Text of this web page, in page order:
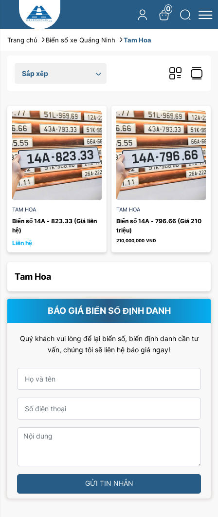
0
Trang chủ Biển số xe Quảng Ninh Tam Hoa
Sắp xếp
TAM HOA
Biển số 14A - 823.33 (Giá liên
hệ)
Liên hệ
TAM HOA
Biển số 14A - 796.66 (Giá 210
triệu)
210,000,000 VND
Tam Hoa
BÁO GIÁ BIỂN SỐ ĐỊNH DANH
Quý khách vui lòng để lại biển số, biển định danh cần tư
vấn, chúng tôi sẽ liên hệ báo giá ngay!
GỬI TIN NHẮN